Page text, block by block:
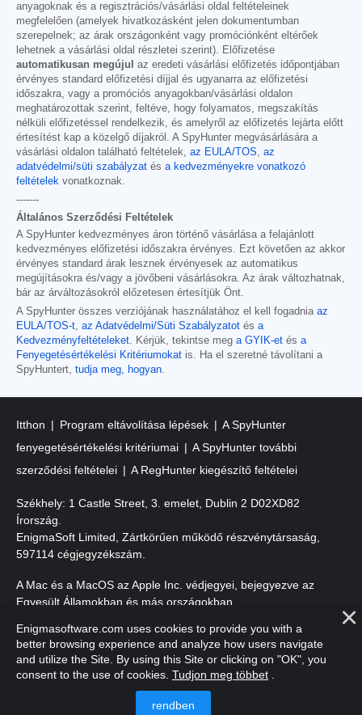
anyagoknak és a regisztrációs/vásárlási oldal feltételeinek
megfelelően (amelyek hivatkozásként jelen dokumentumban
szerepelnek; az árak országonként vagy promóciónként eltérőek
lehetnek a vásárlási oldal részletei szerint). Előfizetése
automatikusan megújul
az eredeti vásárlási előfizetés időpontjában
érvényes standard előfizetési díjjal és ugyanarra az előfizetési
időszakra, vagy a promóciós anyagokban/vásárlási oldalon
meghatározottak szerint, feltéve, hogy folyamatos, megszakítás
nélküli előfizetéssel rendelkezik, és amelyről az előfizetés lejárta előtt
értesítést kap a közelgő díjakról. A SpyHunter megvásárlására a
vásárlási oldalon található feltételek, az EULA/TOS, az
adatvédelmi/süti szabályzat és a kedvezményekre vonatkozó
feltételek vonatkoznak.
-------
Általános Szerződési Feltételek
A SpyHunter kedvezményes áron történő vásárlása a felajánlott
kedvezményes előfizetési időszakra érvényes. Ezt követően az akkor
érvényes standard árak lesznek érvényesek az automatikus
megújításokra és/vagy a jövőbeni vásárlásokra. Az árak változhatnak,
bár az árváltozásokról előzetesen értesítjük Önt.
A SpyHunter összes verziójának használatához el kell fogadnia az
EULA/TOS-t, az Adatvédelmi/Süti Szabályzatot és a
Kedvezményfeltételeket. Kérjük, tekintse meg a GYIK-et és a
Fenyegetésértékelési Kritériumokat is. Ha el szeretné távolítani a
SpyHuntert, tudja meg, hogyan.
Itthon Program eltávolítása lépések
A SpyHunter
fenyegetésértékelési kritériumai
A SpyHunter további
szerződési feltételei
A RegHunter kiegészítő feltételei
Székhely: 1 Castle Street, 3. emelet, Dublin 2 D02XD82
Írország.
EnigmaSoft Limited, Zártkörűen működő részvénytársaság,
597114 cégjegyzékszám.
A Mac és a MacOS az Apple Inc. védjegyei, bejegyezve az
Egyesült Államokban és más országokban.
Szerzői jog 2016-2026. EnigmaSoft Ltd. Minden jog fenntartva.
Enigmasoftware.com uses cookies to provide you with a
better browsing experience and analyze how users navigate
and utilize the Site. By using this Site or clicking on "OK", you
consent to the use of cookies. Tudjon meg többet